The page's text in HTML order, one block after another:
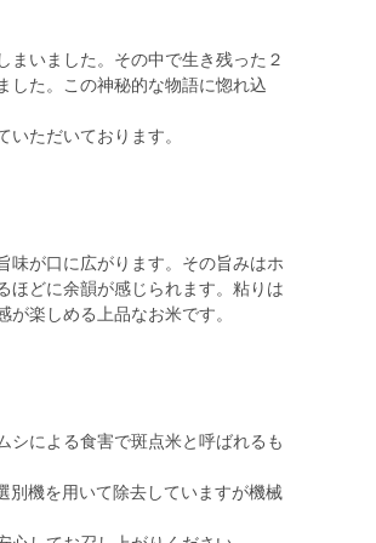
まいました。その中で生き残った２
した。この神秘的な物語に惚れ込
ただいております。
味が口に広がります。その旨みはホ
ほどに余韻が感じられます。粘りは
楽しめる上品なお米です。
シによる食害で斑点米と呼ばれるも
別機を用いて除去していますが機械